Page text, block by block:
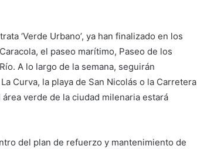
‘Verde Urbano’, ya han finalizado en los
el paseo marítimo, Paseo de los
A lo largo de la semana, seguirán
Curva, la playa de San Nicolás o la Carretera
verde de la ciudad milenaria estará
del plan de refuerzo y mantenimiento de